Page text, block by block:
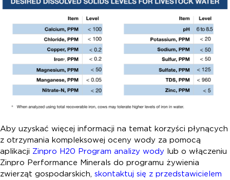
Aby uzyskać więcej informacji na temat korzyści płynących
z otrzymania kompleksowej oceny wody za pomocą
aplikacji Zinpro H20 Program analizy wody lub o włączeniu
Zinpro Performance Minerals do programu żywienia
zwierząt gospodarskich, skontaktuj się z przedstawicielem